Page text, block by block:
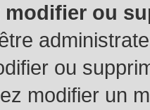
modifier ou
ou
modifier un